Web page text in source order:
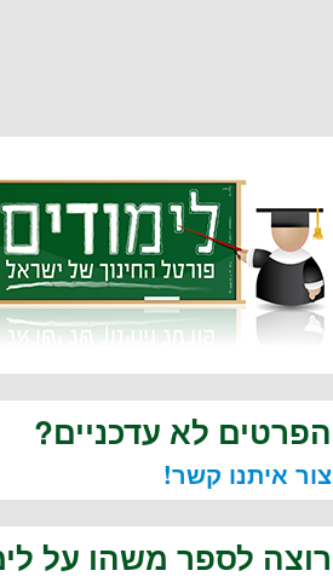
הפרטים לא עדכניים?
צור איתנו קשר!
רוצה לספר משהו על